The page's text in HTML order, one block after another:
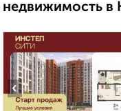
недвижимость в
‹